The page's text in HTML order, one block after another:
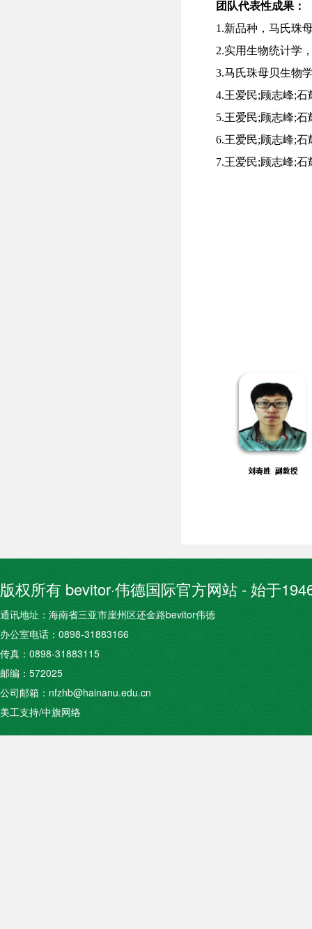
团队代表性成果：
1.新品种， 马氏珠
2.实用生物统计学
3.马氏珠母贝生物
4.王爱民;顾志峰;石
5.王爱民;顾志峰;石
6.王爱民;顾志峰;石
7.王爱民;顾志峰;石
版权所有 bevitor·伟德国际官方网站 - 始于
通讯地址：海南省三亚市崖州区还金路bevitor伟德
办公室电话：0898-31883166
传真：0898-31883115
邮编：572025
公司邮箱：nfzhb@hainanu.edu.cn
美工支持/中旗网络